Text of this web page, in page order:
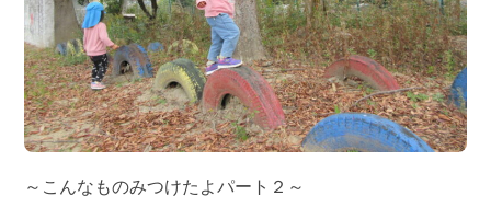
～こんなものみつけたよパート２～